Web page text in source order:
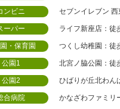
ンビニ セブンイレブン 西
ーパー ライフ新座店：徒
・保育園 つくし幼稚園：徒
公園1 北宮ノ脇公園：徒
公園2 ひばりが丘北わん
合病院 かなざわファミリ